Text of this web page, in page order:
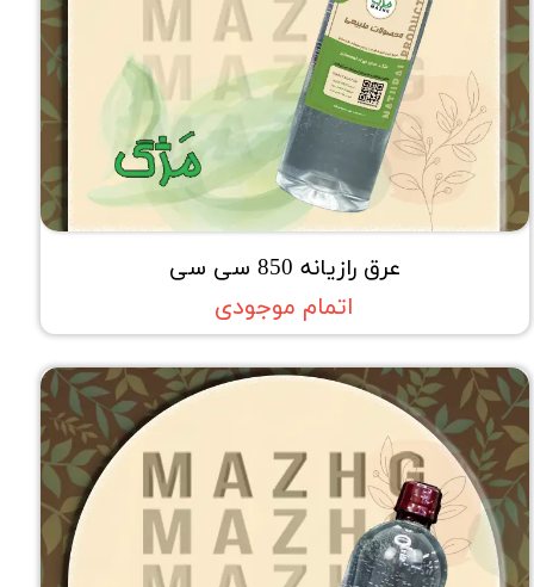
عرق رازیانه 850 سی سی
اتمام موجودی